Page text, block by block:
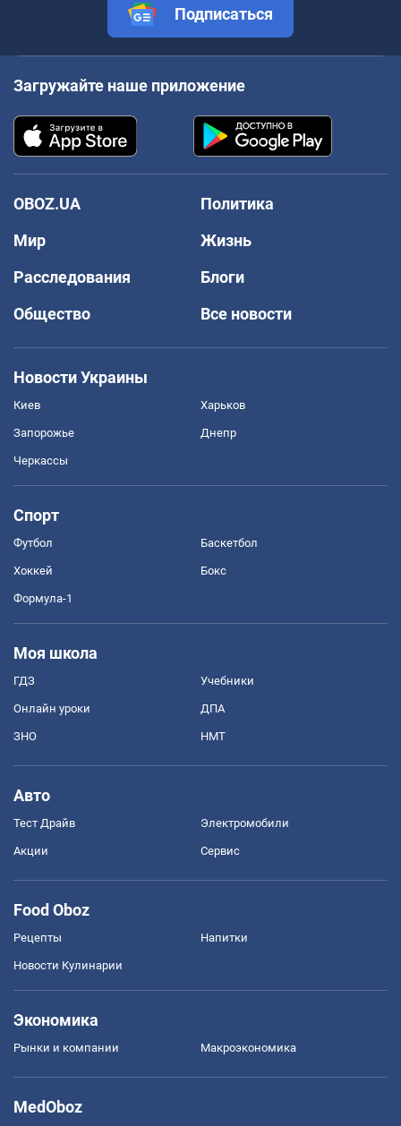
Подписаться
Загружайте наше приложение
OBOZ.UA
Политика
Мир
Жизнь
Расследования
Блоги
Общество
Все новости
Новости Украины
Киев Харьков
Запорожье Днепр
Черкассы
Спорт
Футбол Баскетбол
Хоккей Бокс
Формула-1
Моя школа
ГДЗ Учебники
Онлайн уроки ДПА
ЗНО НМТ
Авто
Тест Драйв Электромобили
Акции Сервис
Food Oboz
Рецепты Напитки
Новости Кулинарии
Экономика
Рынки и компании Mакроэкономика
MedOboz